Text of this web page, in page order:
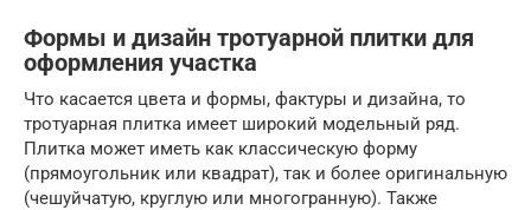
Формы и дизайн тротуарной плитки для
оформления участка
Что касается цвета и формы, фактуры и дизайна, то
тротуарная плитка имеет широкий модельный ряд.
Плитка может иметь как классическую форму
(прямоугольник или квадрат), так и более оригинальную
(чешуйчатую, круглую или многогранную). Также